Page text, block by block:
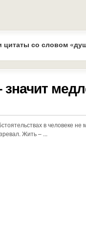
со словом
в человеке
Жить – ...